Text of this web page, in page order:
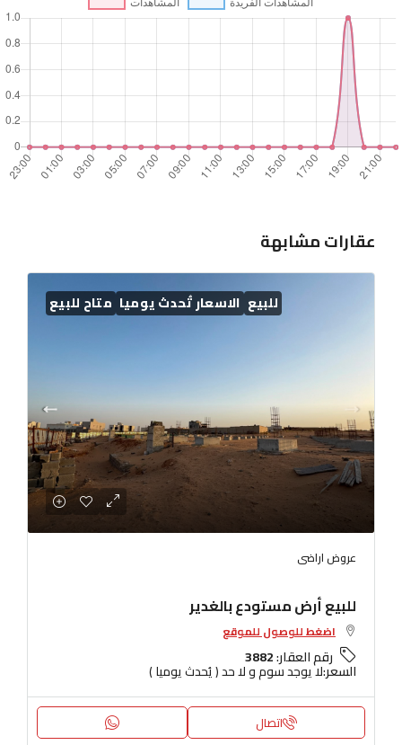
عقارات مشابهة
للبيع الاسعار تُحدث يوميا متاح للبيع
عروض اراضى
للبيع أرض مستودع بالغدير
اضغط للوصول للموقع
رقم العقار:3882
السعر:لا يوجد سوم و لا حد ( يُحدث يوميا )
اتصال